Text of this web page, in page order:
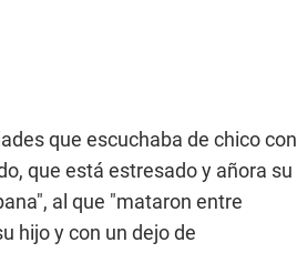
que escuchaba de chico con
que está estresado y añora su
al que "mataron entre
hijo y con un dejo de